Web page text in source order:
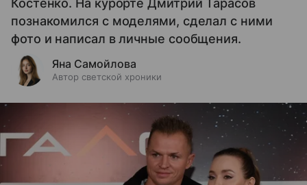
Костенко. На курорте Дмитрий Тарасов
познакомился с моделями, сделал с ними
фото и написал в личные сообщения.
Яна Самойлова
Автор светской хроники